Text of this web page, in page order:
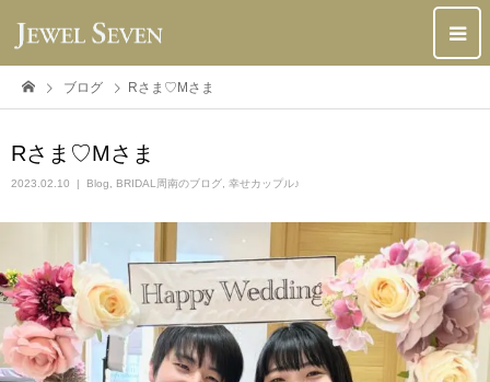
ブログ Rさま♡Mさま
Rさま♡Mさま
2023.02.10 Blog BRIDAL周南のブログ 幸せカップル♪